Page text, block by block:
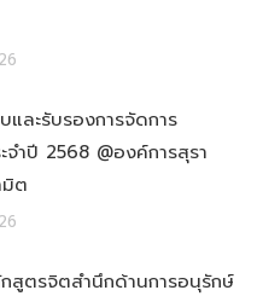
และรับรองการจัดการ
ำปี 2568 @องค์การสุรา
ต
สูตรจิตสำนึกด้านการอนุรักษ์